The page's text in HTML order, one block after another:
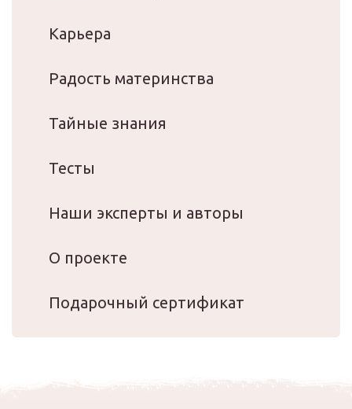
Карьера
Радость материнства
Тайные знания
Тесты
Наши эксперты и авторы
О проекте
Подарочный сертификат